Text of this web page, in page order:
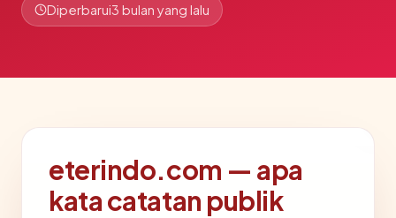
Diperbarui3 bulan yang lalu
eterindo.com — apa
kata catatan publik